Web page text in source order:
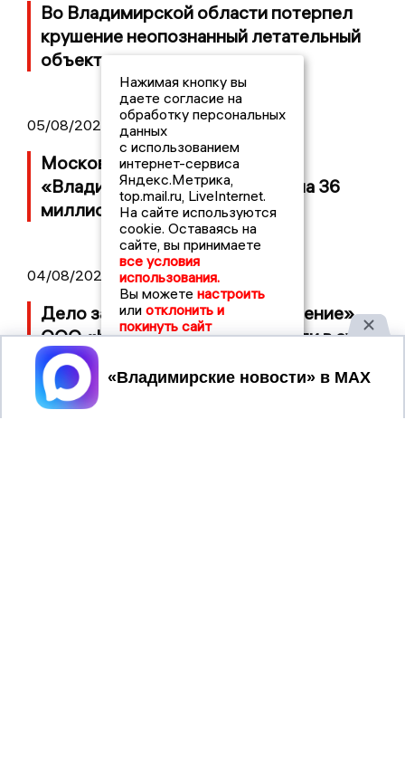
Во Владимирской области потерпел
крушение неопознанный летательный
объект
05/08/2026 08:30
Московский ЧОП подал иск к
«Владимирскому стандарту» на 36
миллионов рублей
04/08/2026 15:40
Дело застройщика ЖК «Поколение»
ООО «Капитал Строй» передали в суд
Нажимая кнопку вы
даете согласие на
обработку персональных
данных
с использованием
интернет-сервиса
Яндекс.Метрика,
top.mail.ru, LiveInternet.
На сайте используются
cookie. Оставаясь на
сайте, вы принимаете
все условия
использования.
Вы можете настроить
или отклонить и
покинуть сайт
Принять